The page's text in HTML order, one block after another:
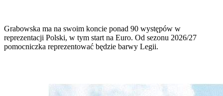
Grabowska ma na swoim koncie ponad 90 występów w
reprezentacji Polski, w tym start na Euro. Od sezonu 2026/27
pomocniczka reprezentować będzie barwy Legii.